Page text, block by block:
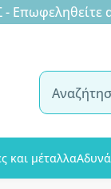
και μέταλλα